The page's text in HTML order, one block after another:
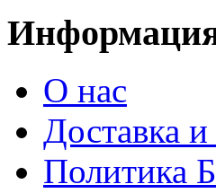
О нас
Доставка и
Политика